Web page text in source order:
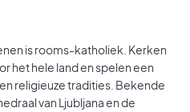
is rooms-katholiek. Kerken
het hele land en spelen een
religieuze tradities. Bekende
van Ljubljana en de